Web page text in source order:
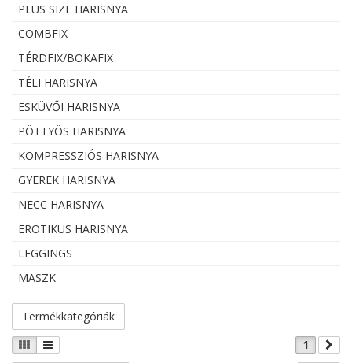
PLUS SIZE HARISNYA
COMBFIX
TÉRDFIX/BOKAFIX
TÉLI HARISNYA
ESKÜVŐI HARISNYA
PÖTTYÖS HARISNYA
KOMPRESSZIÓS HARISNYA
GYEREK HARISNYA
NECC HARISNYA
EROTIKUS HARISNYA
LEGGINGS
MASZK
Termékkategóriák
1